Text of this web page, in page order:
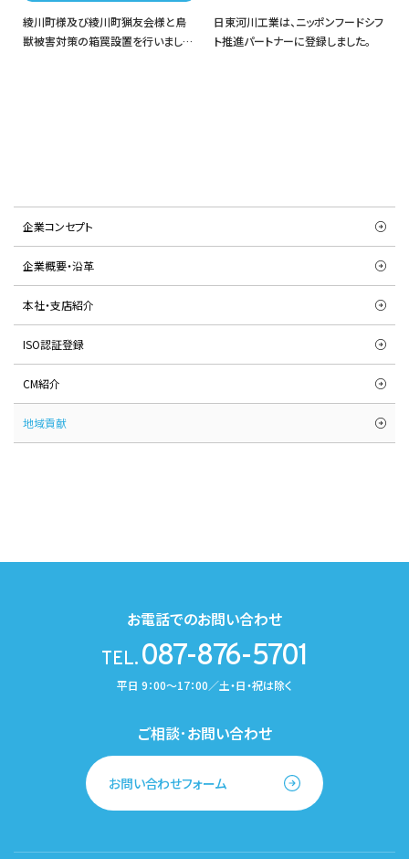
企業コンセプト
企業概要・沿革
本社・支店紹介
ISO認証登録
CM紹介
地域貢献
綾川町様及び綾川町猟友会様と鳥
獣被害対策の箱罠設置を行いまし
日東河川工業は、ニッポンフードシフ
ト推進パートナーに登録しました。
お電話でのお問い合わせ
TEL.087-876-5701
平日 9：00～17：00／土・日・祝は除く
ご相談･お問い合わせ
お問い合わせフォーム